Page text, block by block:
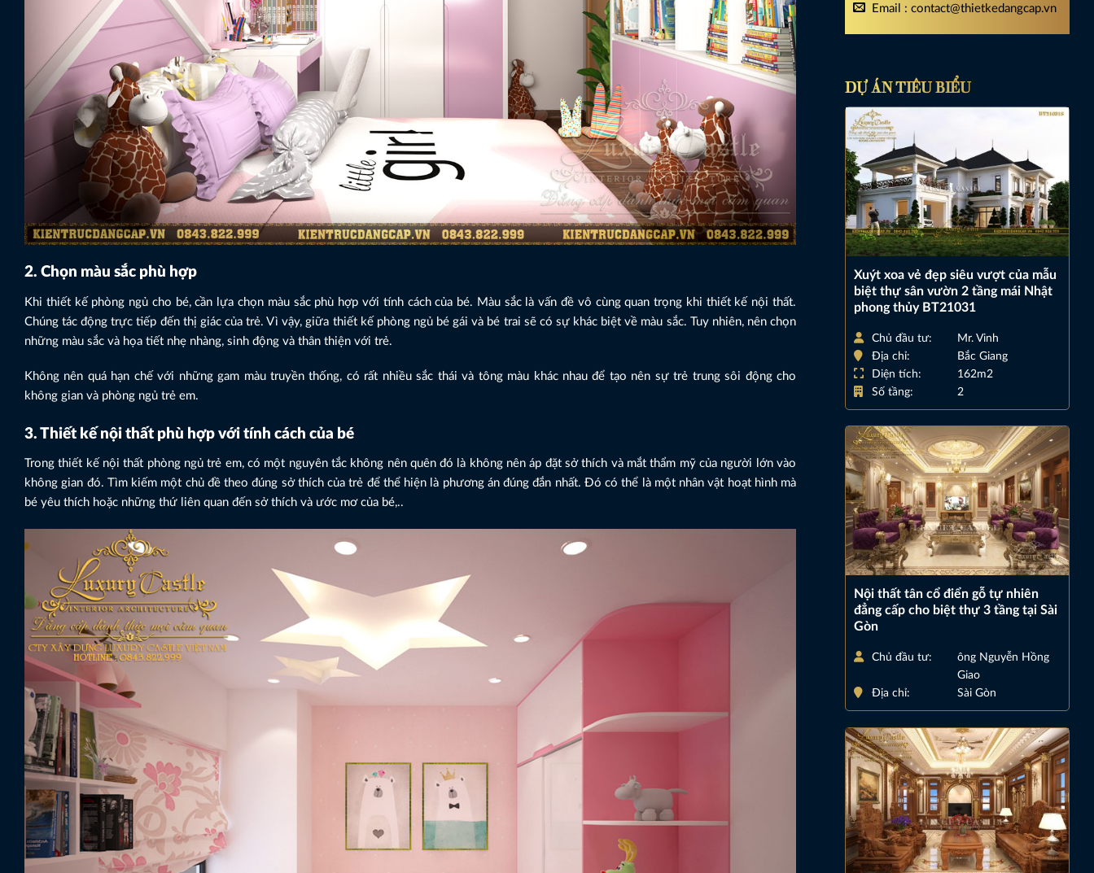
2. Chọn màu sắc phù hợp
Khi thiết kế phòng ngủ cho bé, cần lựa chọn màu sắc phù hợp với tính cách của bé. Màu sắc là vấn đề vô cùng quan trọng khi thiết kế nội thất.
Chúng tác động trực tiếp đến thị giác của trẻ. Vì vậy, giữa thiết kế phòng ngủ bé gái và bé trai sẽ có sự khác biệt về màu sắc. Tuy nhiên, nên chọn
những màu sắc và họa tiết nhẹ nhàng, sinh động và thân thiện với trẻ.
Không nên quá hạn chế với những gam màu truyền thống, có rất nhiều sắc thái và tông màu khác nhau để tạo nên sự trẻ trung sôi động cho
không gian và phòng ngủ trẻ em.
3. Thiết kế nội thất phù hợp với tính cách của bé
Trong thiết kế nội thất phòng ngủ trẻ em, có một nguyên tắc không nên quên đó là không nên áp đặt sở thích và mắt thẩm mỹ của người lớn vào
không gian đó. Tìm kiếm một chủ đề theo đúng sở thích của trẻ để thể hiện là phương án đúng đắn nhất. Đó có thể là một nhân vật hoạt hình mà
bé yêu thích hoặc những thứ liên quan đến sở thích và ước mơ của bé,..
Email : contact@thietkedangcap.vn
DỰ ÁN TIÊU BIỂU
Xuýt xoa vẻ đẹp siêu vượt của mẫu
biệt thự sân vườn 2 tầng mái Nhật
phong thủy BT21031
Chủ đầu tư:
Mr. Vinh
Địa chỉ:
Bắc Giang
Diện tích:
162m2
Số tầng:
2
Nội thất tân cổ điển gỗ tự nhiên
đẳng cấp cho biệt thự 3 tầng tại Sài
Gòn
Chủ đầu tư:
ông Nguyễn Hồng
Giao
Địa chỉ:
Sài Gòn